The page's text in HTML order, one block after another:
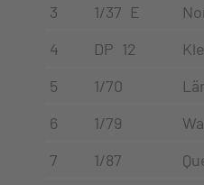
3
1/37 E
4
DP 12
5
1/70
6
1/79
7
1/87